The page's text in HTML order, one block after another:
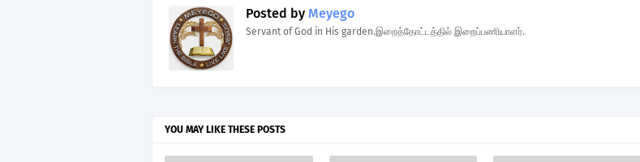
Posted by Meyego
Servant of God in His garden.இறைத்தோட்டத்தில் இறைப்பணியாளர்.
YOU MAY LIKE THESE POSTS